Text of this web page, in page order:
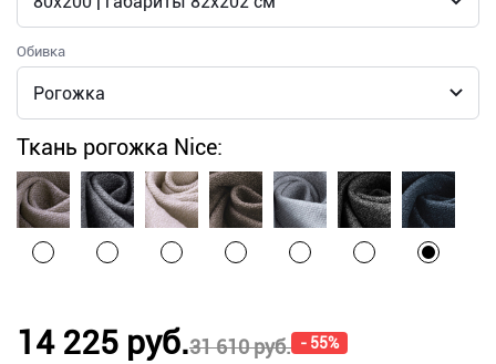
Обивка
Ткань рогожка Nice:
31 610 руб. - 55%
14 225 руб.